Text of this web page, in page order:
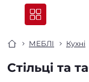
МЕБЛІ Кухні
Стільці та